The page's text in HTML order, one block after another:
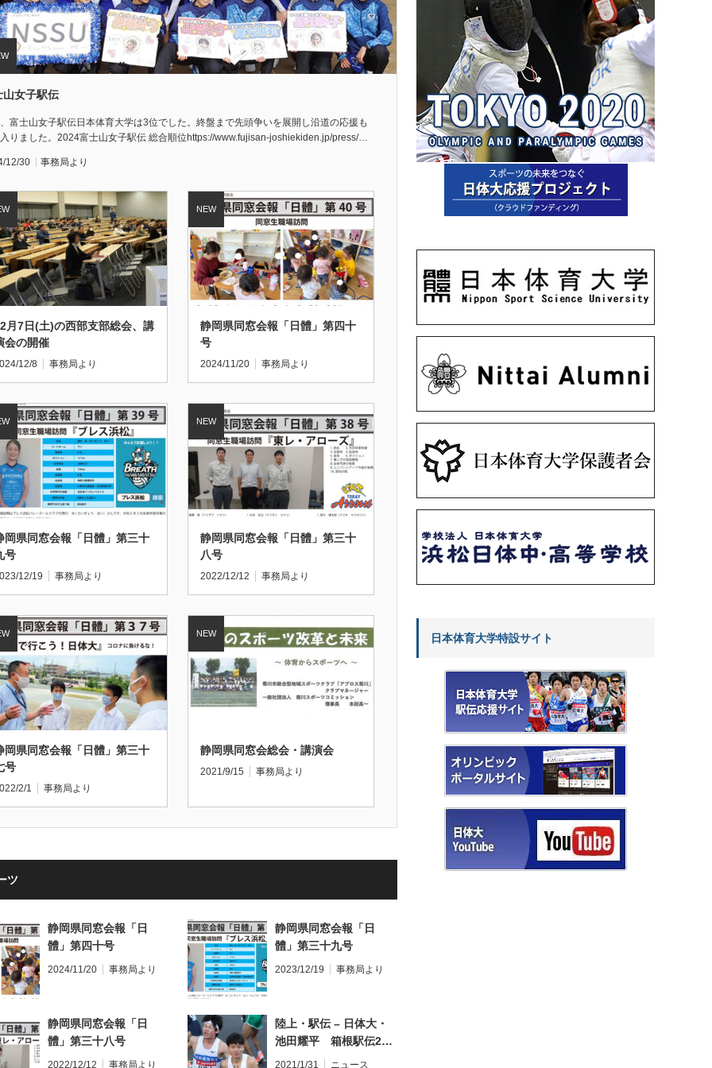
山女子駅伝
富士山女子駅伝日本体育大学は3位でした。終盤まで先頭争いを展開し沿道の応援も
りました。2024富士山女子駅伝 総合順位https://www.fujisan-joshiekiden.jp/press/…
12/30 事務局より
月7日(土)の西部支部総会、講
会の開催
12/8 事務局より
静岡県同窓会報「日體」第四十
号
2024/11/20 事務局より
岡県同窓会報「日體」第三十
号
12/19 事務局より
静岡県同窓会報「日體」第三十
八号
2022/12/12 事務局より
岡県同窓会報「日體」第三十
号
2/1 事務局より
静岡県同窓会総会・講演会
2021/9/15 事務局より
ツ
静岡県同窓会報「日
體」第四十号
2024/11/20 事務局より
静岡県同窓会報「日
體」第三十九号
2023/12/19 事務局より
静岡県同窓会報「日
體」第三十八号
2022/12/12 事務局より
陸上・駅伝 – 日体大・
池田耀平 箱根駅伝2…
2021/1/31 ニュース
日本体育大学特設サイト